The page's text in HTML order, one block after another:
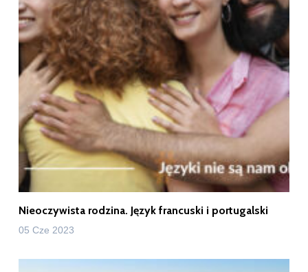
Nieoczywista rodzina. Język francuski i portugalski
05 Cze 2023